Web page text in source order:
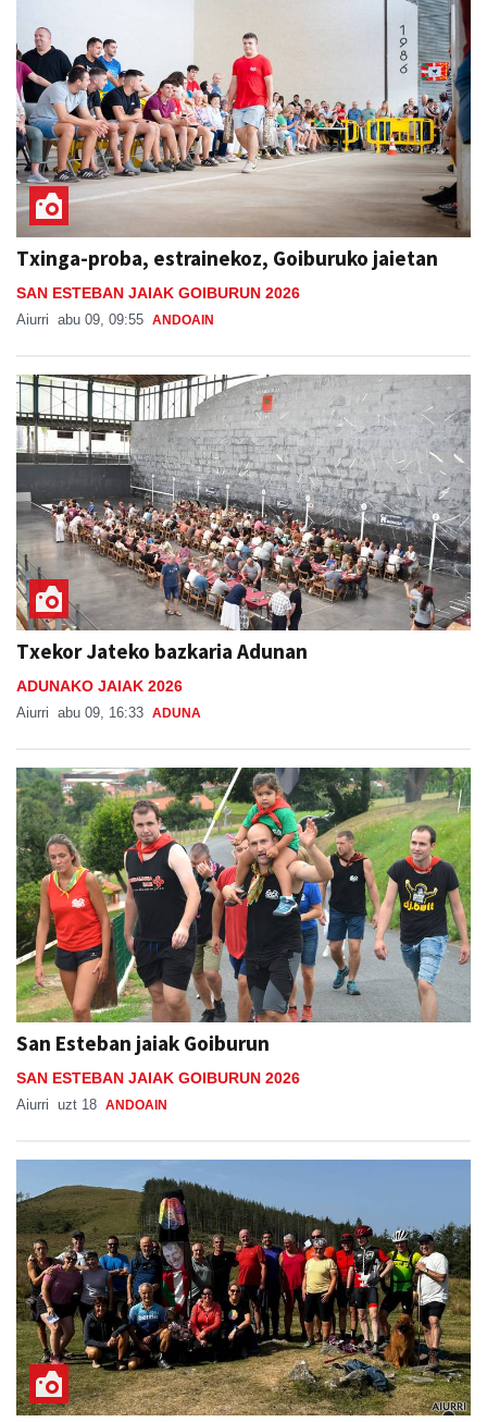
Txinga-proba, estrainekoz, Goiburuko jaietan
SAN ESTEBAN JAIAK GOIBURUN 2026
Aiurri abu 09, 09:55 ANDOAIN
Txekor Jateko bazkaria Adunan
ADUNAKO JAIAK 2026
Aiurri abu 09, 16:33 ADUNA
San Esteban jaiak Goiburun
SAN ESTEBAN JAIAK GOIBURUN 2026
Aiurri uzt 18 ANDOAIN